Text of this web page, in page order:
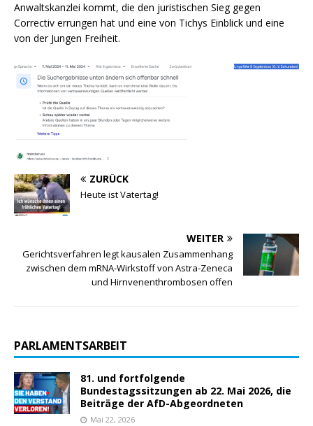
Anwaltskanzlei kommt, die den juristischen Sieg gegen
Correctiv errungen hat und eine von Tichys Einblick und eine
von der Jungen Freiheit.
ZURÜCK
Heute ist Vatertag!
WEITER
Gerichtsverfahren legt kausalen Zusammenhang
zwischen dem mRNA-Wirkstoff von Astra-Zeneca
und Hirnvenenthrombosen offen
PARLAMENTSARBEIT
81. und fortfolgende
Bundestagssitzungen ab 22. Mai 2026, die
Beiträge der AfD-Abgeordneten
Mai 22, 2026